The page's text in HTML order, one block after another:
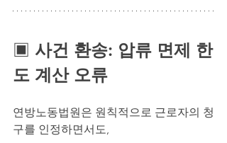
▣ 사건 환송: 압류 면제 한
도 계산 오류
연방노동법원은 원칙적으로 근로자의 청
구를 인정하면서도,